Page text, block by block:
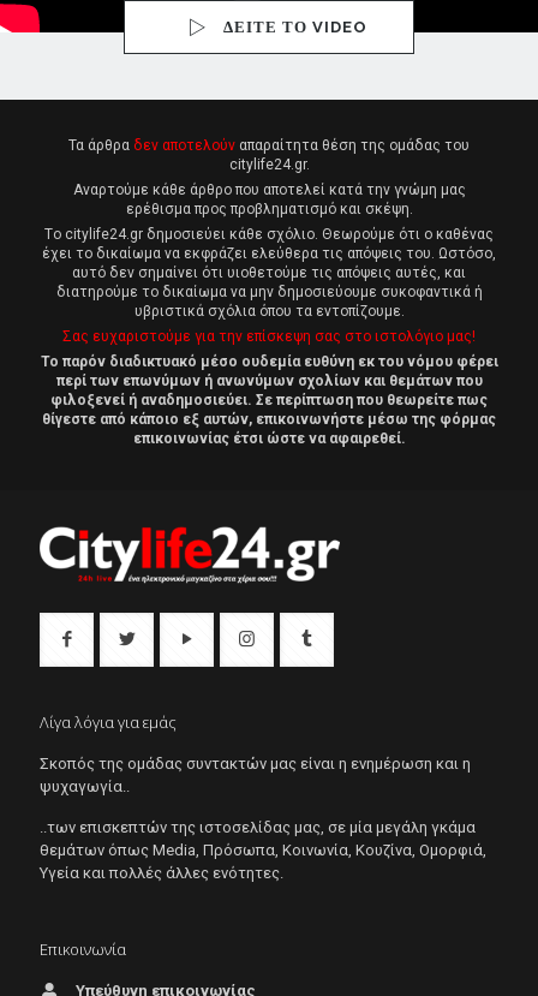
ΔΕΙΤΕ ΤΟ VIDEO
Τα άρθρα δεν αποτελούν απαραίτητα θέση της ομάδας του
citylife24.gr.
Αναρτούμε κάθε άρθρο που αποτελεί κατά την γνώμη μας
ερέθισμα προς προβληματισμό και σκέψη.
Tο citylife24.gr δημοσιεύει κάθε σχόλιο. Θεωρούμε ότι ο καθένας
έχει το δικαίωμα να εκφράζει ελεύθερα τις απόψεις του. Ωστόσο,
αυτό δεν σημαίνει ότι υιοθετούμε τις απόψεις αυτές, και
διατηρούμε το δικαίωμα να μην δημοσιεύουμε συκοφαντικά ή
υβριστικά σχόλια όπου τα εντοπίζουμε.
Σας ευχαριστούμε για την επίσκεψη σας στο ιστολόγιο μας!
Το παρόν διαδικτυακό μέσο ουδεμία ευθύνη εκ του νόμου φέρει
περί των επωνύμων ή ανωνύμων σχολίων και θεμάτων που
φιλοξενεί ή αναδημοσιεύει. Σε περίπτωση που θεωρείτε πως
θίγεστε από κάποιο εξ αυτών, επικοινωνήστε μέσω της φόρμας
επικοινωνίας έτσι ώστε να αφαιρεθεί.
Λίγα λόγια για εμάς
Σκοπός της ομάδας συντακτών μας είναι η ενημέρωση και η
ψυχαγωγία..
..των επισκεπτών της ιστοσελίδας μας, σε μία μεγάλη γκάμα
θεμάτων όπως Μedia, Πρόσωπα, Κοινωνία, Κουζίνα, Ομορφιά,
Υγεία και πολλές άλλες ενότητες.
Επικοινωνία
Υπεύθυνη επικοινωνίας